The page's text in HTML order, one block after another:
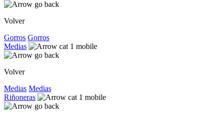
Volver
Gorros Gorros
Medias
Volver
Medias Medias
Riñoneras